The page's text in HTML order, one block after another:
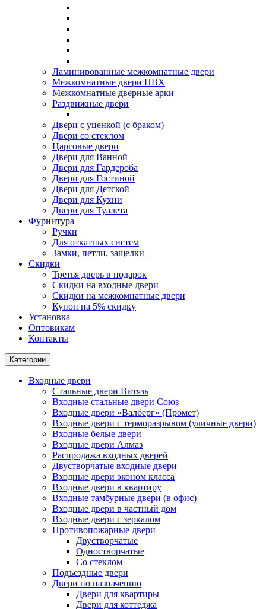
Ламинированные межкомнатные двери
Межкомнатные двери ПВХ
Межкомнатные дверные арки
Раздвижные двери
Двери с уценкой (с браком)
Двери со стеклом
Царговые двери
Двери для Ванной
Двери для Гардероба
Двери для Гостиной
Двери для Детской
Двери для Кухни
Двери для Туалета
Фурнитура
Ручки
Для откатных систем
Замки, петли, защелки
Скидки
Третья дверь в подарок
Скидки на входные двери
Скидки на межкомнатные двери
Купон на 5% скидку
Установка
Оптовикам
Контакты
Категории
Входные двери
Стальные двери Витязь
Входные стальные двери Союз
Входные двери «Валберг» (Промет)
Входные двери с терморазрывом (уличные двери)
Входные белые двери
Входные двери Алмаз
Распродажа входных дверей
Двустворчатые входные двери
Входные двери эконом класса
Входные двери в квартиру
Входные тамбурные двери (в офис)
Входные двери в частный дом
Входные двери с зеркалом
Противопожарные двери
Двустворчатые
Одностворчатые
Со стеклом
Подъездные двери
Двери по назначению
Двери для квартиры
Двери для коттеджа